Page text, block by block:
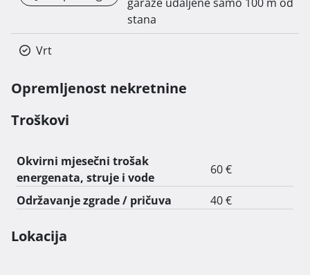
stana
Vrt
Opremljenost nekretnine
Troškovi
Okvirni mjesečni trošak
energenata, struje i vode
60 €
Održavanje zgrade / pričuva 40 €
Lokacija